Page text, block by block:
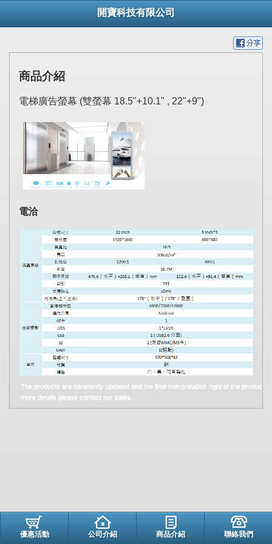
開寶科技有限公司
商品介紹
電梯廣告螢幕 (雙螢幕 18.5"+10.1" , 22"+9")
電洽
The products are constantly updated and the final interpretation right of the product
more details please contact our sales.
優惠活動 公司介紹 商品介紹 聯絡我們